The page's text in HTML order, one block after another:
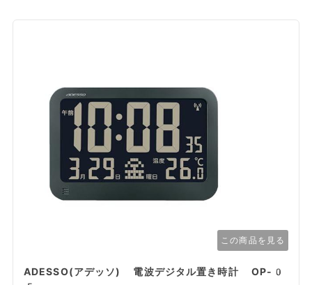
この商品を見る
ADESSO(アデッソ) 電波デジタル置き時計 OP-0